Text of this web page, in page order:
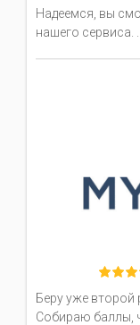
Надеемся, вы
нашего сервиса. ...
Беру уже второй
Собираю баллы,